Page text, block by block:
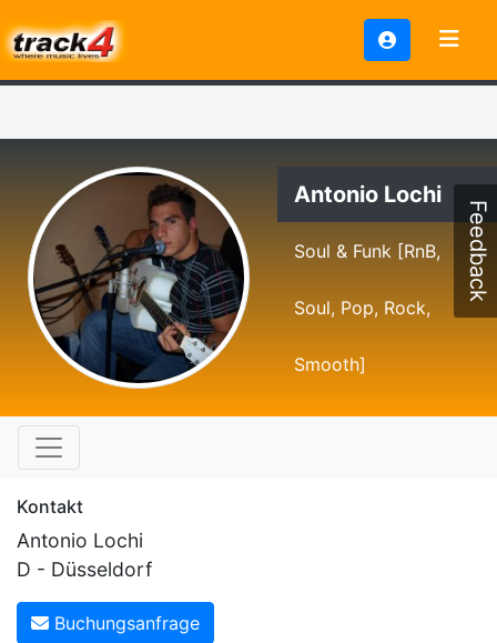
Antonio Lochi
Soul & Funk [RnB,
Soul, Pop, Rock,
Smooth]
Kontakt
Antonio Lochi
D - Düsseldorf
Buchungsanfrage
Feedback